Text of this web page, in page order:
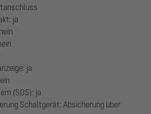
ja
ja
(SDS): ja
Schaltgerät: Absicherung über